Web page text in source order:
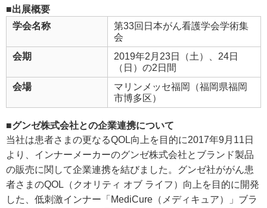
■出展概要
学会名称
第33回日本がん看護学会学術集
会
会期
2019年2月23日（土）、24日
（日）の2日間
会場
マリンメッセ福岡（福岡県福岡
市博多区）
■グンゼ株式会社との企業連携について
当社は患者さまの更なるQOL向上を目的に2017年9月11日
より、インナーメーカーのグンゼ株式会社とブランド製品
の販売に関して企業連携を結びました。グンゼ社ががん患
者さまのQOL（クオリティ オブ ライフ）向上を目的に開発
した、低刺激インナー「MediCure（メディキュア）」ブラ